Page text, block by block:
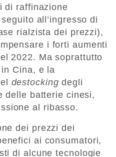
di raffinazione
all’ingresso di
rialzista dei prezzi),
i forti aumenti
2022. Ma soprattutto
Cina, e la
destocking degli
delle batterie cinesi,
al ribasso.
dei prezzi dei
ai consumatori,
di alcune tecnologie